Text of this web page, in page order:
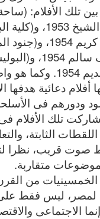
تلك الأفلام:
إخراج كمال الشيخ
إخراج محمد كريم
إخراج عاطف سالم
إخراج سعد نديم 1954.
أفلام دعائية
ودورهم فى الأسلحة
تلك الأفلام
الثابتة،
صوت قريب، نظرا
موضوعات متقاربة.
من
لمصر، ليس فقط
الاجتماعى